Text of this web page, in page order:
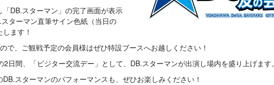
DB.スターマン」の完了画面が表示
ターマン直筆サイン色紙（当日の
ます！
で、ご観戦予定の会員様はぜひ特設ブースへお越しください！
日間、「ビジター交流デー」として、DB.スターマンが出演し場内を盛り上げます。
スターマンのパフォーマンスも、ぜひお楽しみください！